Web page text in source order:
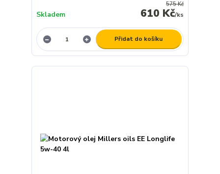
575 Kč
610 Kč/ks
Skladem
Přidat do košíku